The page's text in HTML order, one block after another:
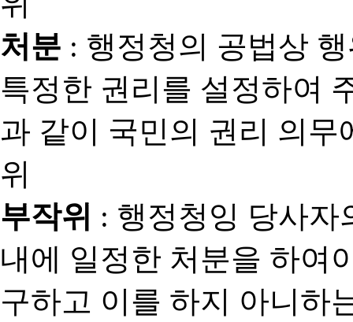
처분 : 행정청의 공법상
특정한 권리를 설정하여
과 같이 국민의 권리 의
위
부작위 : 행정청잉 당사자
내에 일정한 처분을 하여
구하고 이를 하지 아니하